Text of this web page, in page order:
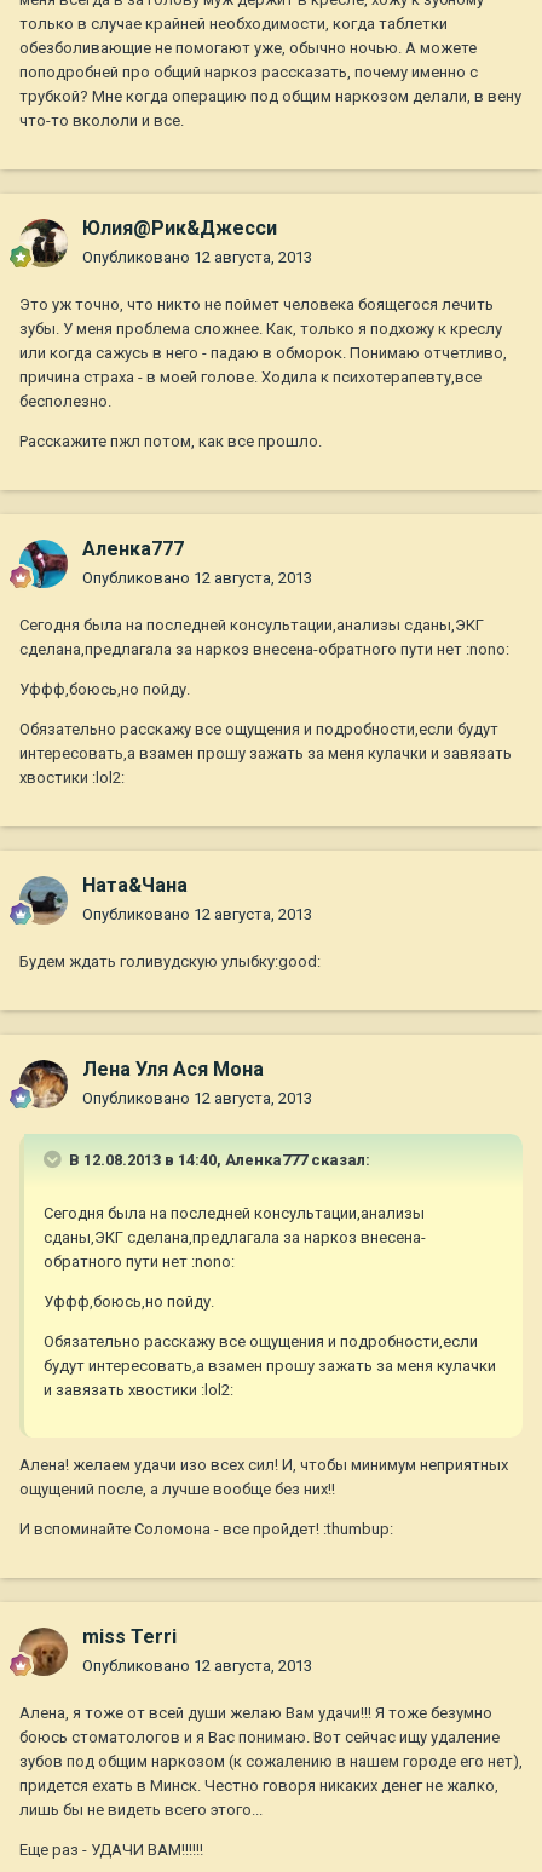
только в случае крайней необходимости, когда таблетки
обезболивающие не помогают уже, обычно ночью. А можете
поподробней про общий наркоз рассказать, почему именно с
трубкой? Мне когда операцию под общим наркозом делали, в вену
что-то вкололи и все.
Юлия@Рик&Джесси
Опубликовано 12 августа, 2013
Это уж точно, что никто не поймет человека боящегося лечить
зубы. У меня проблема сложнее. Как, только я подхожу к креслу
или когда сажусь в него - падаю в обморок. Понимаю отчетливо,
причина страха - в моей голове. Ходила к психотерапевту,все
бесполезно.
Расскажите пжл потом, как все прошло.
Аленка777
Опубликовано 12 августа, 2013
Сегодня была на последней консультации,анализы сданы,ЭКГ
сделана,предлагала за наркоз внесена-обратного пути нет :nono:
Уффф,боюсь,но пойду.
Обязательно расскажу все ощущения и подробности,если будут
интересовать,а взамен прошу зажать за меня кулачки и завязать
хвостики :lol2:
Ната&Чана
Опубликовано 12 августа, 2013
Будем ждать голивудскую улыбку:good:
Лена Уля Ася Мона
Опубликовано 12 августа, 2013
В 12.08.2013 в 14:40, Аленка777 сказал:
Сегодня была на последней консультации,анализы
сданы,ЭКГ сделана,предлагала за наркоз внесена-
обратного пути нет :nono:
Уффф,боюсь,но пойду.
Обязательно расскажу все ощущения и подробности,если
будут интересовать,а взамен прошу зажать за меня кулачки
и завязать хвостики :lol2:
Алена! желаем удачи изо всех сил! И, чтобы минимум неприятных
ощущений после, а лучше вообще без них!!
И вспоминайте Соломона - все пройдет! :thumbup:
miss Terri
Опубликовано 12 августа, 2013
Алена, я тоже от всей души желаю Вам удачи!!! Я тоже безумно
боюсь стоматологов и я Вас понимаю. Вот сейчас ищу удаление
зубов под общим наркозом (к сожалению в нашем городе его нет),
придется ехать в Минск. Честно говоря никаких денег не жалко,
лишь бы не видеть всего этого...
Еще раз - УДАЧИ ВАМ!!!!!!